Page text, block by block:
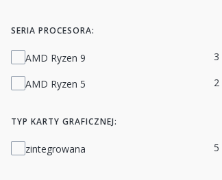
SERIA PROCESORA:
Seria procesora:
AMD Ryzen 9 3
AMD Ryzen 5 2
TYP KARTY GRAFICZNEJ:
Typ karty graficznej:
zintegrowana 5